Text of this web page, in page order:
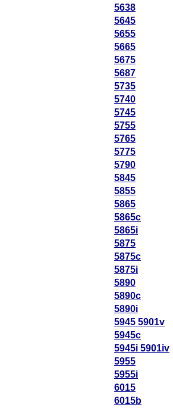
5638
5645
5655
5665
5675
5687
5735
5740
5745
5755
5765
5775
5790
5845
5855
5865
5865c
5865i
5875
5875c
5875i
5890
5890c
5890i
5945 5901v
5945c
5945i 5901iv
5955
5955i
6015
6015b